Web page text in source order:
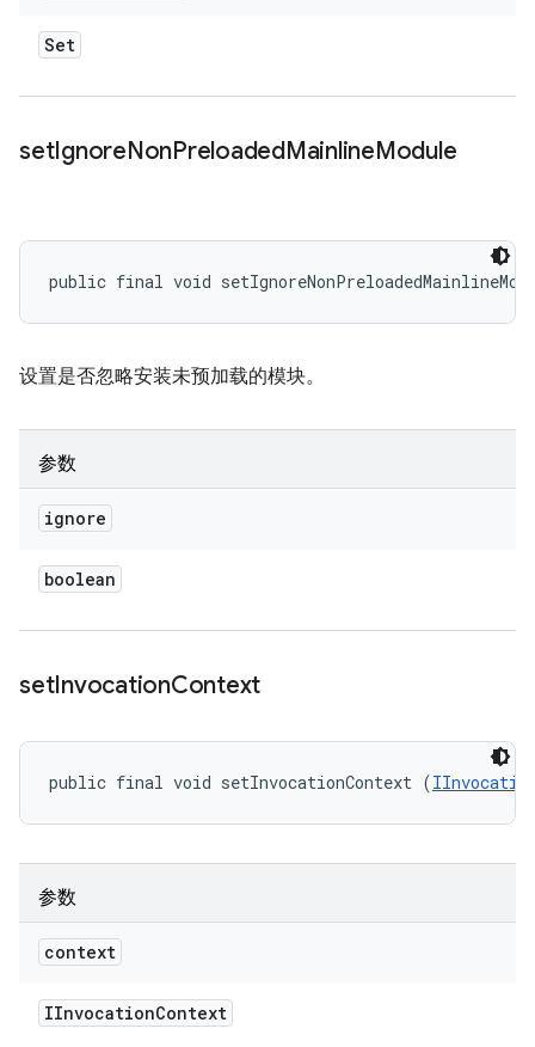
Set
setIgnoreNonPreloadedMainlineModule
public final void
设置是否忽略安装未预加载的模块。
参数
ignore
boolean
setInvocationContext
public final void setInvocationContext (
参数
context
IInvocationContext